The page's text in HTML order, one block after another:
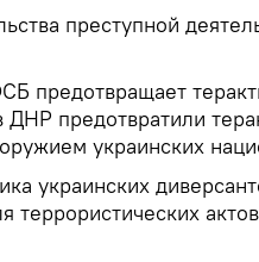
преступной
предотвращает
ДНР предотвратили
украинских
украинских